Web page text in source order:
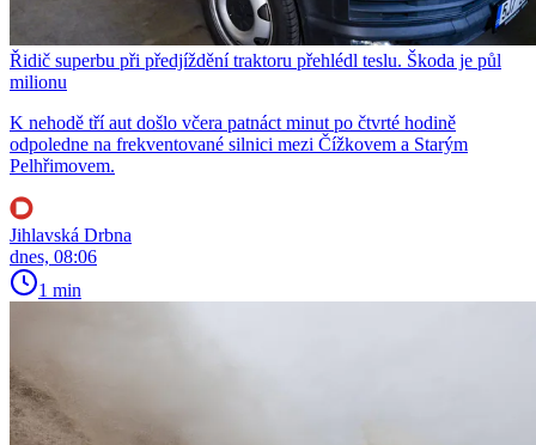
Řidič superbu při předjíždění traktoru přehlédl teslu. Škoda je půl
milionu
K nehodě tří aut došlo včera patnáct minut po čtvrté hodině
odpoledne na frekventované silnici mezi Čížkovem a Starým
Pelhřimovem.
Jihlavská Drbna
dnes, 08:06
1 min